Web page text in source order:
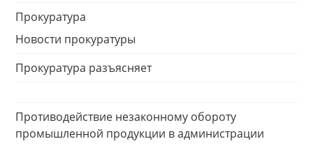
Прокуратура
Новости прокуратуры
Прокуратура разъясняет
Противодействие незаконному обороту
промышленной продукции в администрации